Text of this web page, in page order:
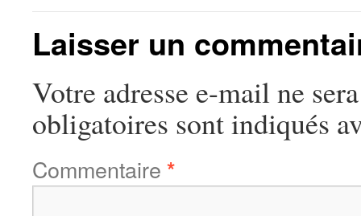
Laisser un
Votre adresse e-mail ne
obligatoires sont indiqués
Commentaire *